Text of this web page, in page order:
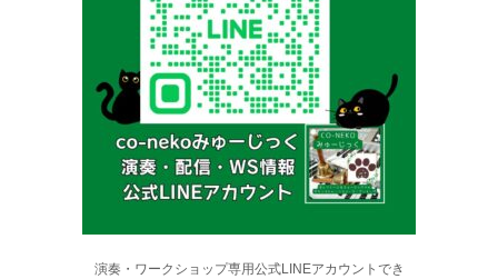
演奏・ワークショップ専用公式LINEアカウントでき